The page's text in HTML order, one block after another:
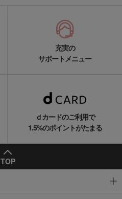
充実の
サポートメニュー
ｄカードのご利用で
1.5%のポイントがたまる
TOP